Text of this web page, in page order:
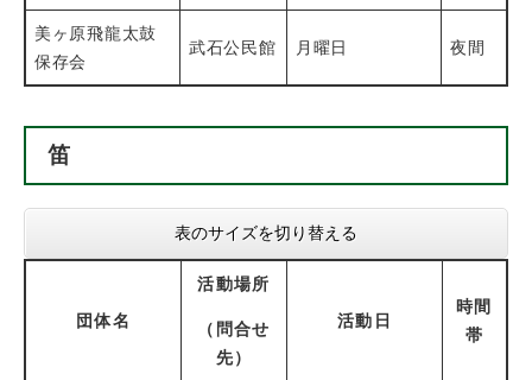
美ヶ原飛龍太鼓
保存会
武石公民館 月曜日 夜間
笛
表のサイズを切り替える
団体名
活動場所
（問合せ
先）
活動日
時間
帯